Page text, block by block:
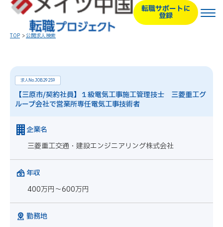
転職サポートに
登録
TOP 公開求人検索
求人No.JOB29259
【三原市/契約社員】１級電気工事施工管理技士 三菱重工グ
ループ会社で営業所専任電気工事技術者
企業名
三菱重工交通・建設エンジニアリング株式会社
年収
400万円～600万円
勤務地